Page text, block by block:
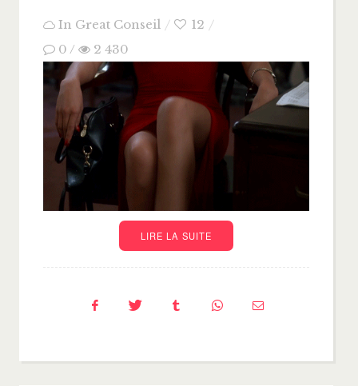
In Great Conseil
12
0 / 2 430
LIRE LA SUITE